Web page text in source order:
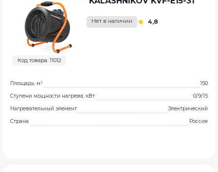
Код товара: 11012
Нет в наличии 4,8
Площадь, м²
150
Ступени мощности нагрева, кВт
0/9/15
Нагревательный элемент
Электрический
Страна
Россия